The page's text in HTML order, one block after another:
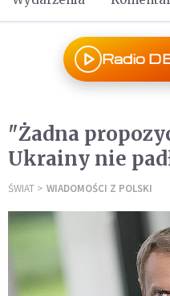
Radio
"Żadna
Ukrainy nie
ŚWIAT WIADOMOŚCI Z POLSKI